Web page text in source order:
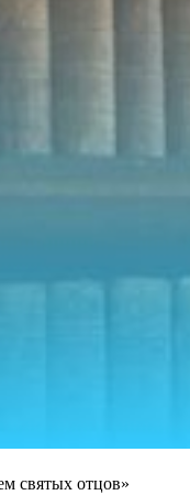
святых отцов»